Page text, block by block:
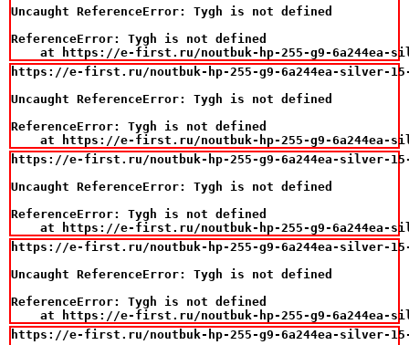
Uncaught ReferenceError: Tygh is not defined
ReferenceError: Tygh is not defined
at https://e-first.ru/noutbuk-hp-255-g9-6a244ea-
https://e-first.ru/noutbuk-hp-255-g9-6a244ea-silver-15-
Uncaught ReferenceError: Tygh is not defined
ReferenceError: Tygh is not defined
at https://e-first.ru/noutbuk-hp-255-g9-6a244ea-
https://e-first.ru/noutbuk-hp-255-g9-6a244ea-silver-15-
Uncaught ReferenceError: Tygh is not defined
ReferenceError: Tygh is not defined
at https://e-first.ru/noutbuk-hp-255-g9-6a244ea-
https://e-first.ru/noutbuk-hp-255-g9-6a244ea-silver-15-
Uncaught ReferenceError: Tygh is not defined
ReferenceError: Tygh is not defined
at https://e-first.ru/noutbuk-hp-255-g9-6a244ea-
https://e-first.ru/noutbuk-hp-255-g9-6a244ea-silver-15-